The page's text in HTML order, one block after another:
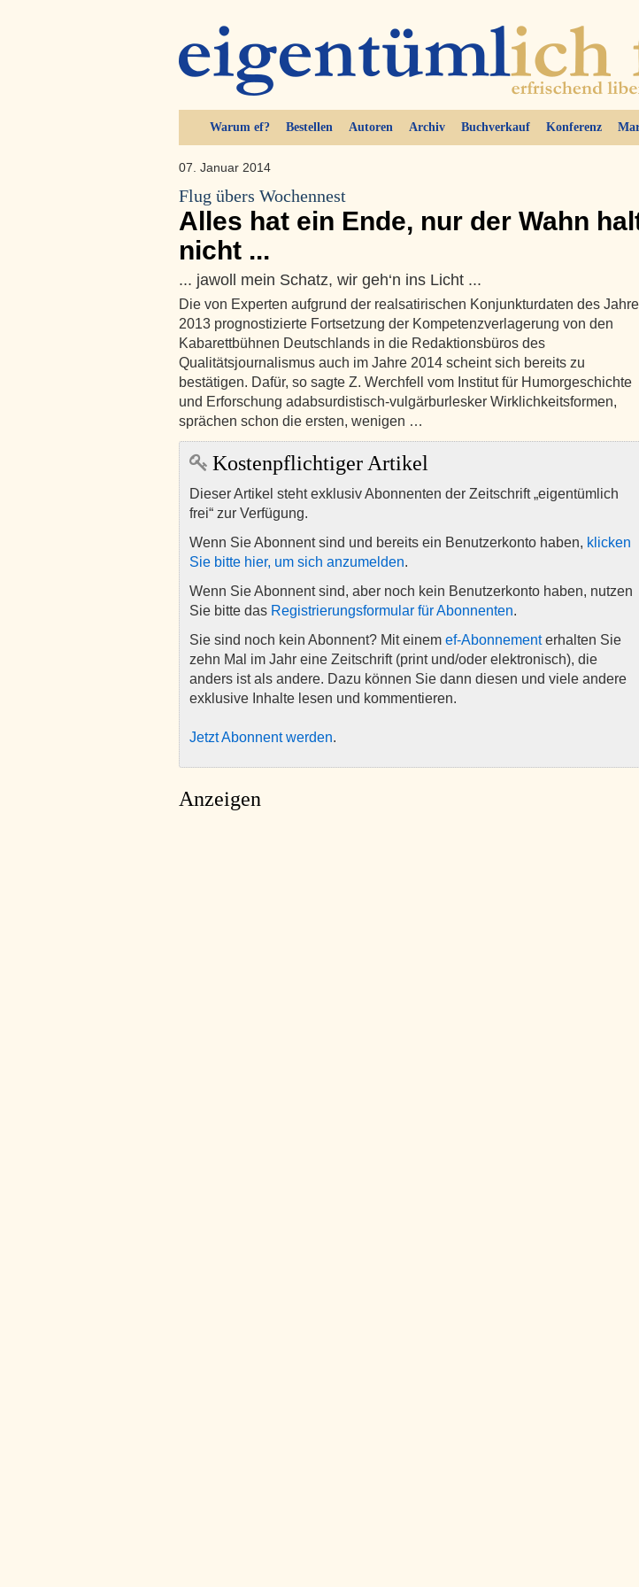
Warum ef? Bestellen Autoren Archiv Buchverkauf Konferenz
07. Januar 2014
Flug übers Wochennest
Alles hat ein Ende, nur der Wahn
nicht ...
... jawoll mein Schatz, wir geh‘n ins Licht ...
Die von Experten aufgrund der realsatirischen Konjunkturdaten des
2013 prognostizierte Fortsetzung der Kompetenzverlagerung von den
Kabarettbühnen Deutschlands in die Redaktionsbüros des
Qualitätsjournalismus auch im Jahre 2014 scheint sich bereits zu
bestätigen. Dafür, so sagte Z. Werchfell vom Institut für Humorgeschichte
und Erforschung adabsurdistisch-vulgärburlesker Wirklichkeitsformen,
sprächen schon die ersten, wenigen …
Kostenpflichtiger Artikel
Dieser Artikel steht exklusiv Abonnenten der Zeitschrift „eigentümlich
frei“ zur Verfügung.
Wenn Sie Abonnent sind und bereits ein Benutzerkonto haben, klicken
Sie bitte hier, um sich anzumelden.
Wenn Sie Abonnent sind, aber noch kein Benutzerkonto haben, nutzen
Sie bitte das Registrierungsformular für Abonnenten.
Sie sind noch kein Abonnent? Mit einem ef-Abonnementerhalten Sie
zehn Mal im Jahr eine Zeitschrift (print und/oder elektronisch), die
anders ist als andere. Dazu können Sie dann diesen und viele andere
exklusive Inhalte lesen und kommentieren.
Jetzt Abonnent werden.
Anzeigen